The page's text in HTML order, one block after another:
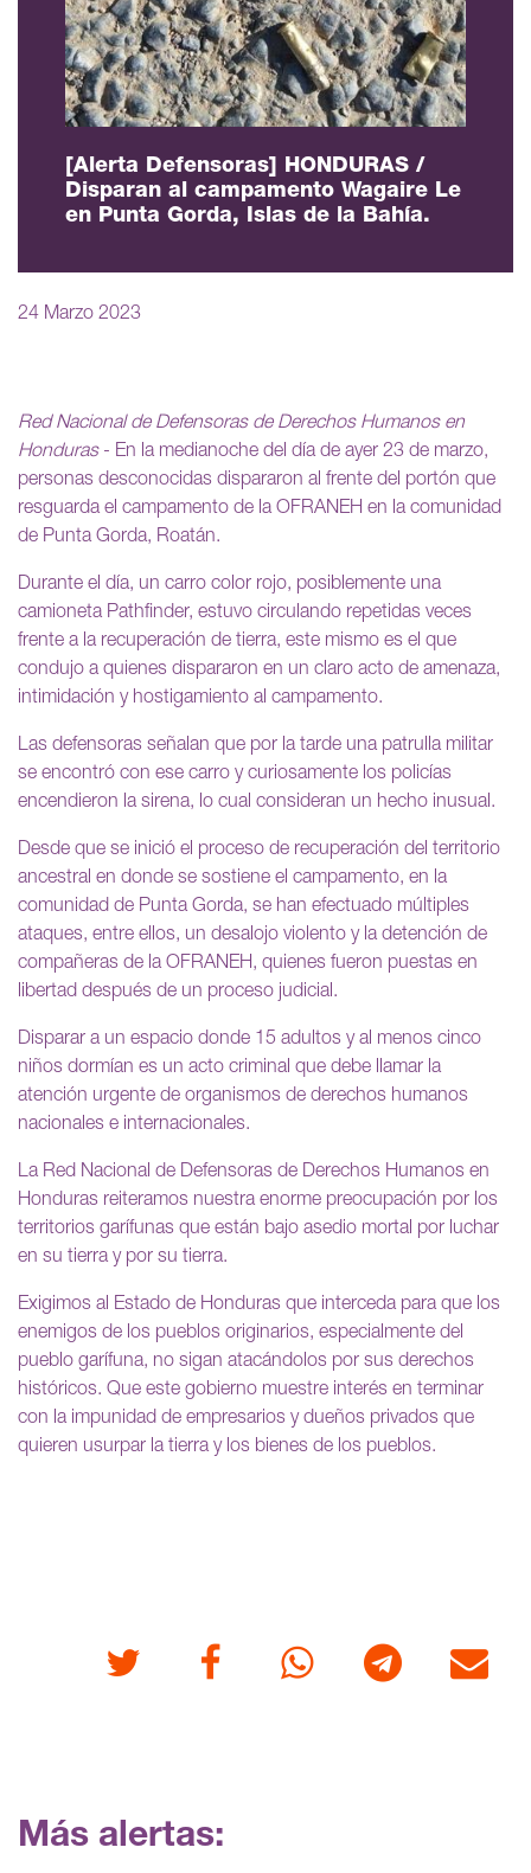
[Alerta Defensoras] HONDURAS /
Disparan al campamento Wagaire Le
en Punta Gorda, Islas de la Bahía.
24 Marzo 2023
Red Nacional de Defensoras de Derechos Humanos en
Honduras- En la medianoche del día de ayer 23 de marzo,
personas desconocidas dispararon al frente del portón que
resguarda el campamento de la OFRANEH en la comunidad
de Punta Gorda, Roatán.
Durante el día, un carro color rojo, posiblemente una
camioneta Pathfinder, estuvo circulando repetidas veces
frente a la recuperación de tierra, este mismo es el que
condujo a quienes dispararon en un claro acto de amenaza,
intimidación y hostigamiento al campamento.
Las defensoras señalan que por la tarde una patrulla militar
se encontró con ese carro y curiosamente los policías
encendieron la sirena, lo cual consideran un hecho inusual.
Desde que se inició el proceso de recuperación del territorio
ancestral en donde se sostiene el campamento, en la
comunidad de Punta Gorda, se han efectuado múltiples
ataques, entre ellos, un desalojo violento y la detención de
compañeras de la OFRANEH, quienes fueron puestas en
libertad después de un proceso judicial.
Disparar a un espacio donde 15 adultos y al menos cinco
niños dormían es un acto criminal que debe llamar la
atención urgente de organismos de derechos humanos
nacionales e internacionales.
La Red Nacional de Defensoras de Derechos Humanos en
Honduras reiteramos nuestra enorme preocupación por los
territorios garífunas que están bajo asedio mortal por luchar
en su tierra y por su tierra.
Exigimos al Estado de Honduras que interceda para que los
enemigos de los pueblos originarios, especialmente del
pueblo garífuna, no sigan atacándolos por sus derechos
históricos. Que este gobierno muestre interés en terminar
con la impunidad de empresarios y dueños privados que
quieren usurpar la tierra y los bienes de los pueblos.
Twitter FacebookWhatsappTelegram Correo
Más alertas: